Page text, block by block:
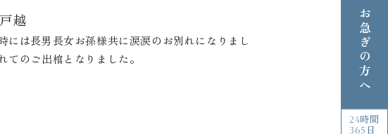
越
には長男長女お孫様共に涙涙のお別れになりまし
てのご出棺となりました。
お急ぎの方へ
24時間
365日